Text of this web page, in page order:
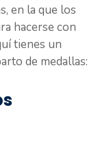
en la que los
hacerse con
tienes un
de medallas: